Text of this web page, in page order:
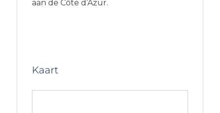
aan de Côte d’Azur.
Kaart